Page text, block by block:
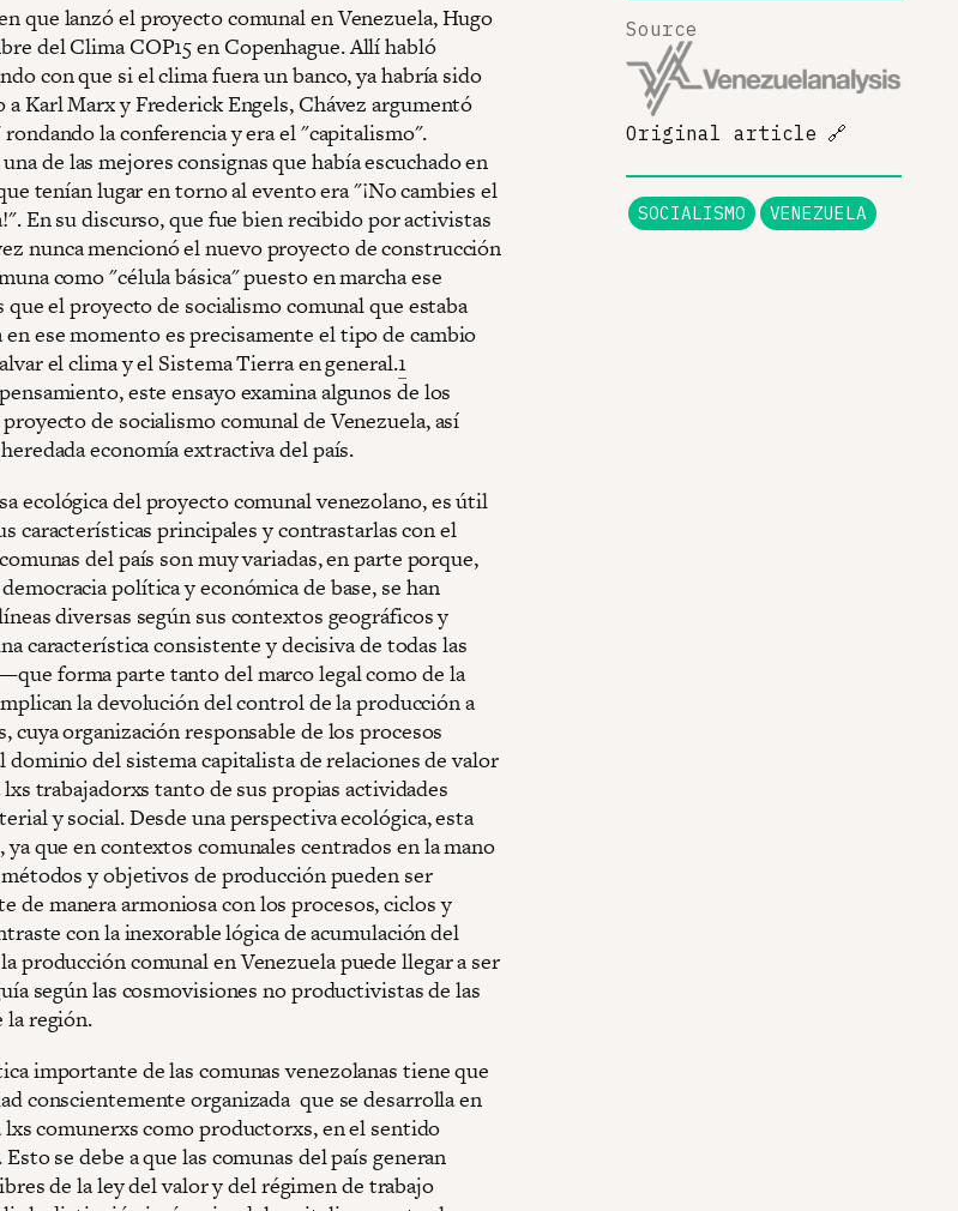
que lanzó el proyecto comunal en Venezuela, Hugo
del Clima COP15 en Copenhague. Allí habló
con que si el clima fuera un banco, ya habría sido
a Karl Marx y Frederick Engels, Chávez argumentó
la conferencia y era el "capitalismo".
de las mejores consignas que había escuchado en
tenían lugar en torno al evento era "¡No cambies el
En su discurso, que fue bien recibido por activistas
nunca mencionó el nuevo proyecto de construcción
como "célula básica" puesto en marcha ese
el proyecto de socialismo comunal que estaba
ese momento es precisamente el tipo de cambio
el clima y el Sistema Tierra en general.1
este ensayo examina algunos de los
de socialismo comunal de Venezuela, así
economía extractiva del país.
ecológica del proyecto comunal venezolano, es útil
características principales y contrastarlas con el
del país son muy variadas, en parte porque,
política y económica de base, se han
diversas según sus contextos geográficos y
característica consistente y decisiva de todas las
forma parte tanto del marco legal como de la
la devolución del control de la producción a
organización responsable de los procesos
del sistema capitalista de relaciones de valor
lxs trabajadorxs tanto de sus propias actividades
y social. Desde una perspectiva ecológica, esta
que en contextos comunales centrados en la mano
y objetivos de producción pueden ser
de manera armoniosa con los procesos, ciclos y
con la inexorable lógica de acumulación del
producción comunal en Venezuela puede llegar a ser
según las cosmovisiones no productivistas de las
la región.
importante de las comunas venezolanas tiene que
conscientemente organizada que se desarrolla en
comunerxs como productorxs, en el sentido
se debe a que las comunas del país generan
de la ley del valor y del régimen de trabajo
Source
Original article 🔗
SOCIALISMO VENEZUELA